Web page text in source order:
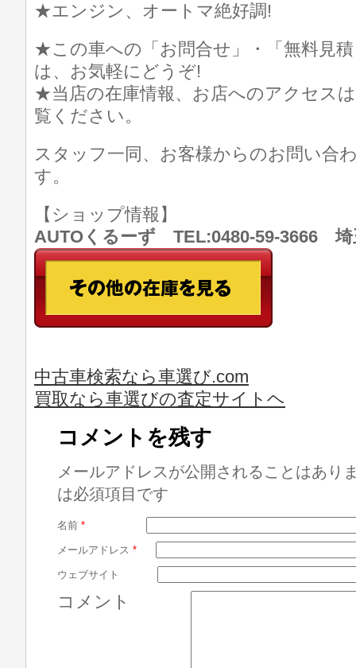
★エンジン、オートマ絶好調!
★この車への「お問合せ」・「無料見
は、お気軽にどうぞ!
★当店の在庫情報、お店へのアクセス
覧ください。
スタッフ一同、お客様からのお問い合
す。
【ショップ情報】
AUTOくるーず TEL:0480-59-3666 埼
中古車検索なら車選び.com
買取なら車選びの査定サイトヘ
コメントを残す
メールアドレスが公開されることはあり
は必須項目です
名前 *
メールアドレス *
ウェブサイト
コメント